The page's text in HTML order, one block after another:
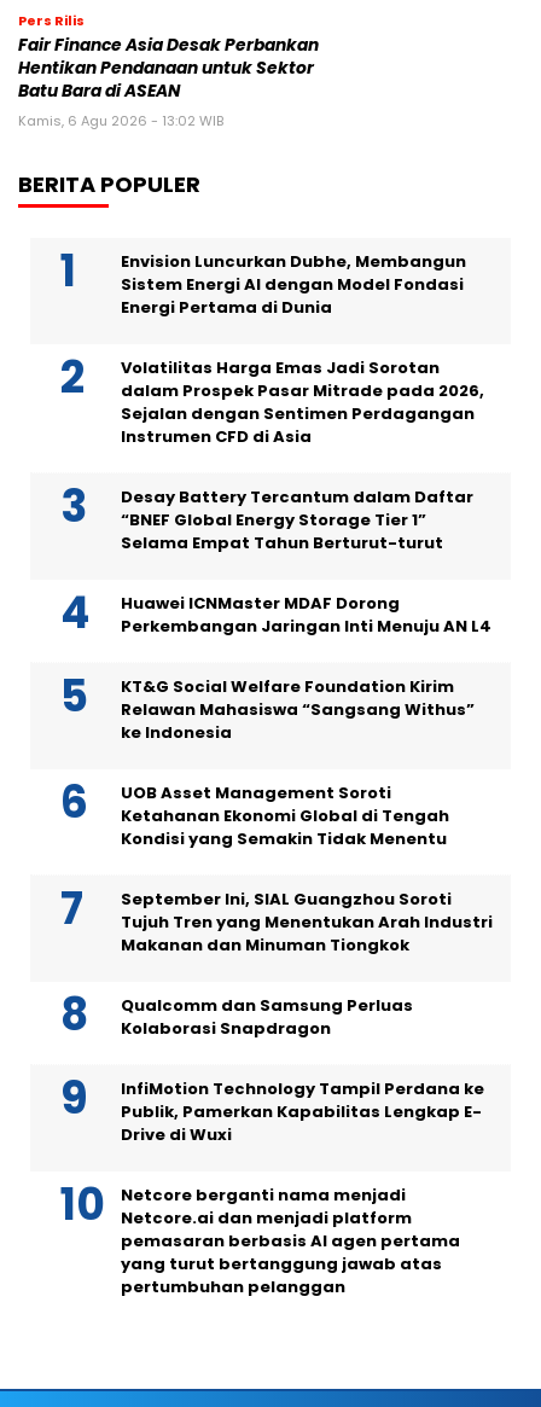
Pers Rilis
Fair Finance Asia Desak Perbankan
Hentikan Pendanaan untuk Sektor
Batu Bara di ASEAN
Kamis, 6 Agu 2026 - 13:02 WIB
BERITA POPULER
Envision Luncurkan Dubhe, Membangun
Sistem Energi AI dengan Model Fondasi
Energi Pertama di Dunia
Volatilitas Harga Emas Jadi Sorotan
dalam Prospek Pasar Mitrade pada 2026,
Sejalan dengan Sentimen Perdagangan
Instrumen CFD di Asia
Desay Battery Tercantum dalam Daftar
“BNEF Global Energy Storage Tier 1”
Selama Empat Tahun Berturut-turut
Huawei ICNMaster MDAF Dorong
Perkembangan Jaringan Inti Menuju AN L4
KT&G Social Welfare Foundation Kirim
Relawan Mahasiswa “Sangsang Withus”
ke Indonesia
UOB Asset Management Soroti
Ketahanan Ekonomi Global di Tengah
Kondisi yang Semakin Tidak Menentu
September Ini, SIAL Guangzhou Soroti
Tujuh Tren yang Menentukan Arah Industri
Makanan dan Minuman Tiongkok
Qualcomm dan Samsung Perluas
Kolaborasi Snapdragon
InfiMotion Technology Tampil Perdana ke
Publik, Pamerkan Kapabilitas Lengkap E-
Drive di Wuxi
Netcore berganti nama menjadi
Netcore.ai dan menjadi platform
pemasaran berbasis AI agen pertama
yang turut bertanggung jawab atas
pertumbuhan pelanggan